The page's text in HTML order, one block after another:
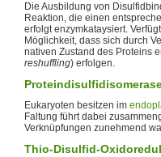
Die Ausbildung von
Reaktion, die einen
erfolgt enzymkataysiert.
Möglichkeit, dass sich durch
nativen Zustand des Proteins
reshuffling) erfolgen.
Eukaryoten besitzen im
Faltung führt dabei
Verknüpfungen zunehmend
Thio-Disulfid-